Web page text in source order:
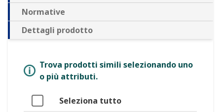
Normative
Dettagli prodotto
Trova prodotti simili selezionando uno
o più attributi.
Seleziona tutto